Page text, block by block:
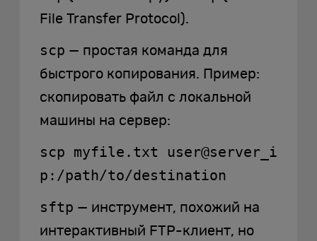
File Transfer Protocol).
scp — простая команда для
быстрого копирования. Пример:
скопировать файл с локальной
машины на сервер:
scp myfile.txt user@server_i
p:/path/to/destination
sftp — инструмент, похожий на
интерактивный FTP-клиент, но